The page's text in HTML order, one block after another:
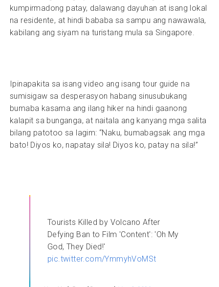
kumpirmadong patay, dalawang dayuhan at isang lokal
na residente, at hindi bababa sa sampu ang nawawala,
kabilang ang siyam na turistang mula sa Singapore.
Ipinapakita sa isang video ang isang tour guide na
sumisigaw sa desperasyon habang sinusubukang
bumaba kasama ang ilang hiker na hindi gaanong
kalapit sa bunganga, at naitala ang kanyang mga salita
bilang patotoo sa lagim: “Naku, bumabagsak ang mga
bato! Diyos ko, napatay sila! Diyos ko, patay na sila!”
Tourists Killed by Volcano After
Defying Ban to Film 'Content': 'Oh My
God, They Died!'
pic.twitter.com/YmmyhVoMSt